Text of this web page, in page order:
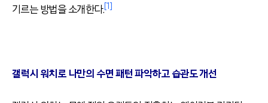
기르는 방법을 소개한다.[1]
갤럭시 워치로 나만의 수면 패턴 파악하고 습관도 개선